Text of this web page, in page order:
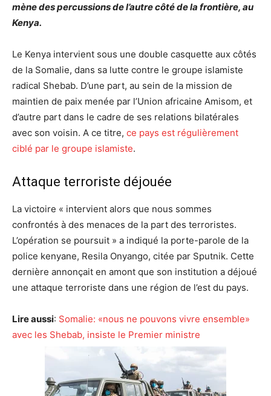
mène des percussions de l’autre côté de la frontière, au
Kenya.
Le Kenya intervient sous une double casquette aux côtés
de la Somalie, dans sa lutte contre le groupe islamiste
radical Shebab. D’une part, au sein de la mission de
maintien de paix menée par l’Union africaine Amisom, et
d’autre part dans le cadre de ses relations bilatérales
avec son voisin. A ce titre, ce pays est régulièrement
ciblé par le groupe islamiste.
Attaque terroriste déjouée
La victoire « intervient alors que nous sommes
confrontés à des menaces de la part des terroristes.
L’opération se poursuit » a indiqué la porte-parole de la
police kenyane, Resila Onyango, citée par Sputnik. Cette
dernière annonçait en amont que son institution a déjoué
une attaque terroriste dans une région de l’est du pays.
Lire aussi: Somalie: «nous ne pouvons vivre ensemble»
avec les Shebab, insiste le Premier ministre